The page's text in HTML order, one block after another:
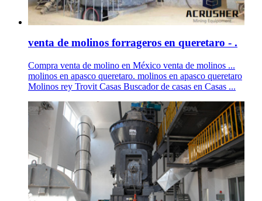
venta de molinos forrageros en queretaro - .
Compra venta de molino en México venta de molinos ...
molinos en apasco queretaro. molinos en apasco queretaro
Molinos rey Trovit Casas Buscador de casas en Casas ...